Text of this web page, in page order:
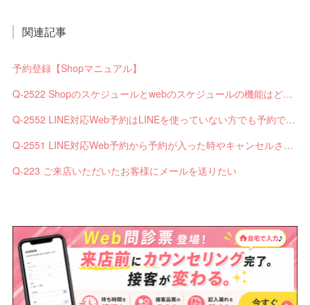
関連記事
予約登録【Shopマニュアル】
Q-2522 Shopのスケジュールとwebのスケジュールの機能はどう違いますか？
Q-2552 LINE対応Web予約はLINEを使っていない方でも予約できますか？
Q-2551 LINE対応Web予約から予約が入った時やキャンセルされた時、サロンやお客様へは通知されますか？
Q-223 ご来店いただいたお客様にメールを送りたい